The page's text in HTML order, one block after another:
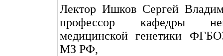
Лектор Ишков Сергей
профессор кафедры
медицинской генетики
МЗ РФ,